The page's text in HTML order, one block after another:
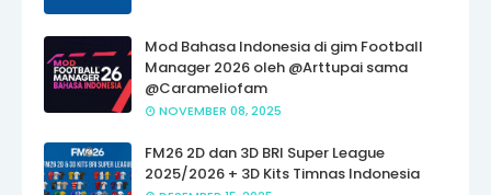
Mod Bahasa Indonesia di gim Football
Manager 2026 oleh @Arttupai sama
@Carameliofam
NOVEMBER 08, 2025
FM26 2D dan 3D BRI Super League
2025/2026 + 3D Kits Timnas Indonesia